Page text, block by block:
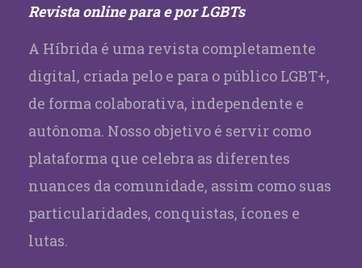
Revista online para e por LGBTs
A Híbrida é uma revista completamente
digital, criada pelo e para o público LGBT+,
de forma colaborativa, independente e
autônoma. Nosso objetivo é servir como
plataforma que celebra as diferentes
nuances da comunidade, assim como suas
particularidades, conquistas, ícones e
lutas.